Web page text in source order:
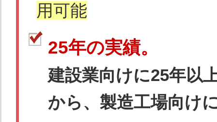
用可能
25年の実績。
建設業向けに25年以
から、製造工場向け